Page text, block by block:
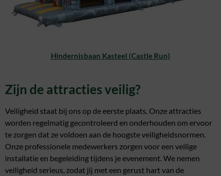
Hindernisbaan Kasteel (Castle Run)
Zijn de attracties veilig?
Veiligheid staat bij ons op de eerste plaats. Onze attracties
worden regelmatig gecontroleerd en onderhouden om ervoor
te zorgen dat ze voldoen aan de hoogste veiligheidsnormen.
Onze professionele medewerkers zorgen voor een veilige
installatie en begeleiding tijdens je evenement. We nemen
veiligheid serieus, zodat jij met een gerust hart van de